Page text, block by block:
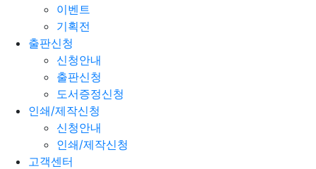
이벤트
기획전
출판신청
신청안내
출판신청
도서증정신청
인쇄/제작신청
신청안내
인쇄/제작신청
고객센터